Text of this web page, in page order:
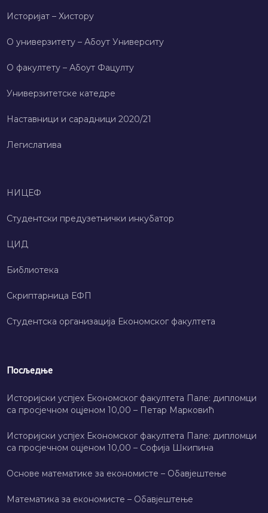
Историјат – Хисторy
О универзитету – Абоут Университy
О факултету – Абоут Фацултy
Универзитетске катедре
Наставници и сарадници 2020/21
Легислатива
НИЦЕФ
Студентски предузетнички инкубатор
ЦИД
Библиотека
Скриптарница ЕФП
Студентска организација Економског факултета
Посљедње
Историјски успјех Економског факултета Пале: дипломци
са просјечном оцјеном 10,00 – Петар Марковић
Историјски успјех Економског факултета Пале: дипломци
са просјечном оцјеном 10,00 – Софија Шкипина
Основе математике за економисте – Обавјештење
Математика за економисте – Обавјештење